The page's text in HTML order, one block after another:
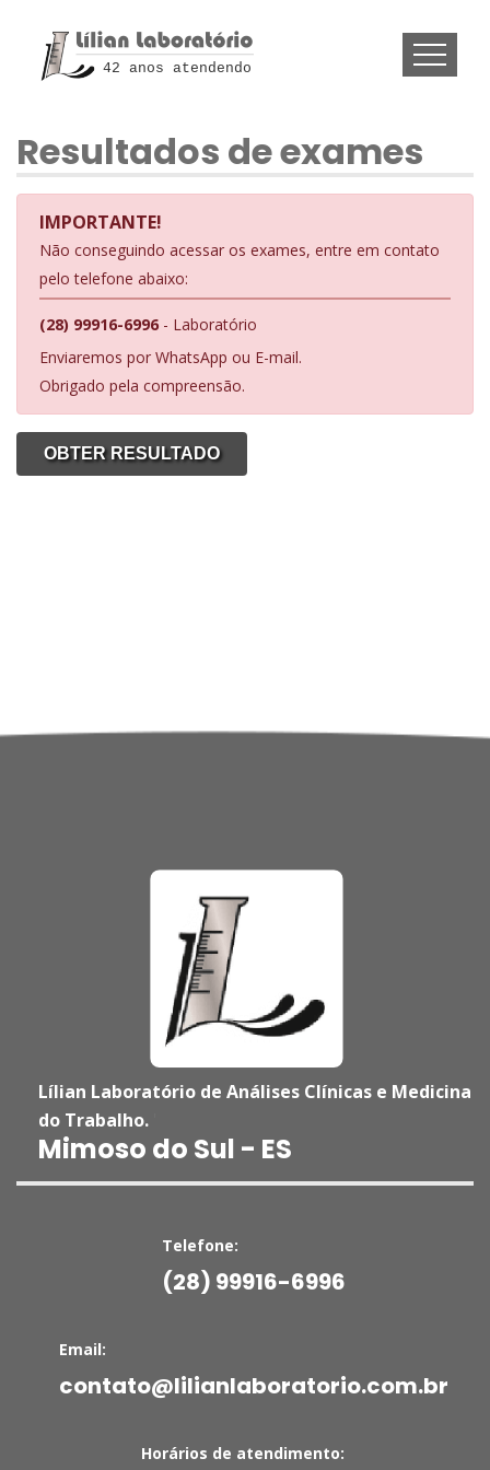
42 anos atendendo
Resultados de exames
IMPORTANTE!
Não conseguindo acessar os exames, entre em contato
pelo telefone abaixo:
(28) 99916-6996 - Laboratório
Enviaremos por WhatsApp ou E-mail.
Obrigado pela compreensão.
Lílian Laboratório de Análises Clínicas e Medicina
do Trabalho.
Mimoso do Sul - ES
Telefone:
(28) 99916-6996
Email:
contato@lilianlaboratorio.com.br
Horários de atendimento: